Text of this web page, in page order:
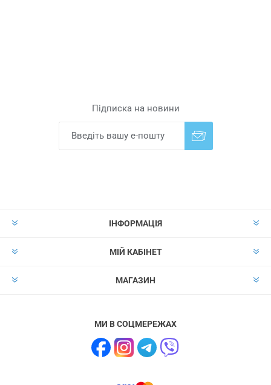
Підписка на новини
ІНФОРМАЦІЯ
МІЙ КАБІНЕТ
МАГАЗИН
МИ В СОЦМЕРЕЖАХ